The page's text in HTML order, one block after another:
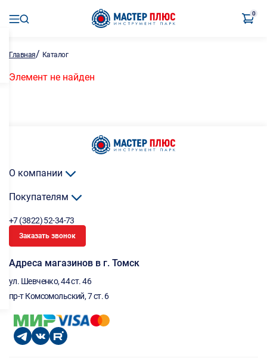
0
Главная/ Каталог
Элемент не найден
О компании
Покупателям
+7 (3822) 52-34-73
Заказать звонок
Адреса магазинов в г. Томск
ул. Шевченко, 44 ст. 46
пр-т Комсомольский, 7 ст. 6